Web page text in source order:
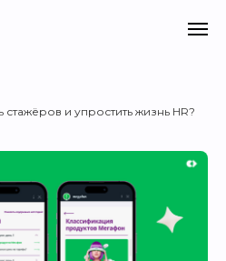
и упростить жизнь HR?